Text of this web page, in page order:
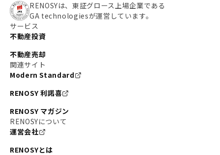
RENOSYは、東証グロース上場企業である
GA technologiesが運営しています。
サービス
不動産投資
不動産売却
関連サイト
Modern Standard
RENOSY 利諾喜
RENOSY マガジン
RENOSYについて
運営会社
RENOSYとは